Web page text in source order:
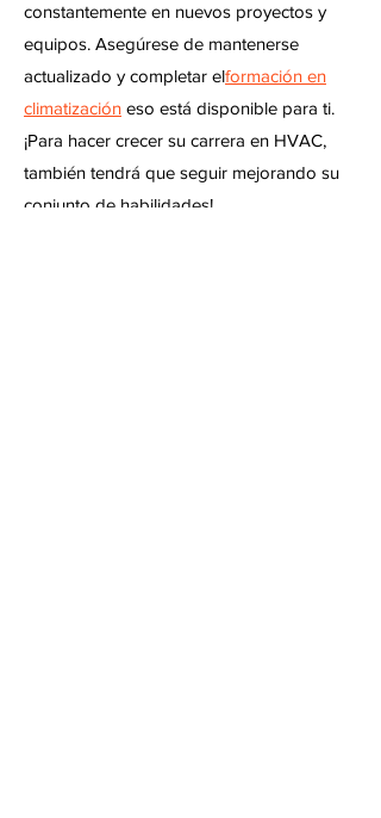
constantemente en nuevos proyectos y
equipos. Asegúrese de mantenerse
actualizado y completar elformación en
climatización eso está disponible para ti.
¡Para hacer crecer su carrera en HVAC,
también tendrá que seguir mejorando su
conjunto de habilidades!